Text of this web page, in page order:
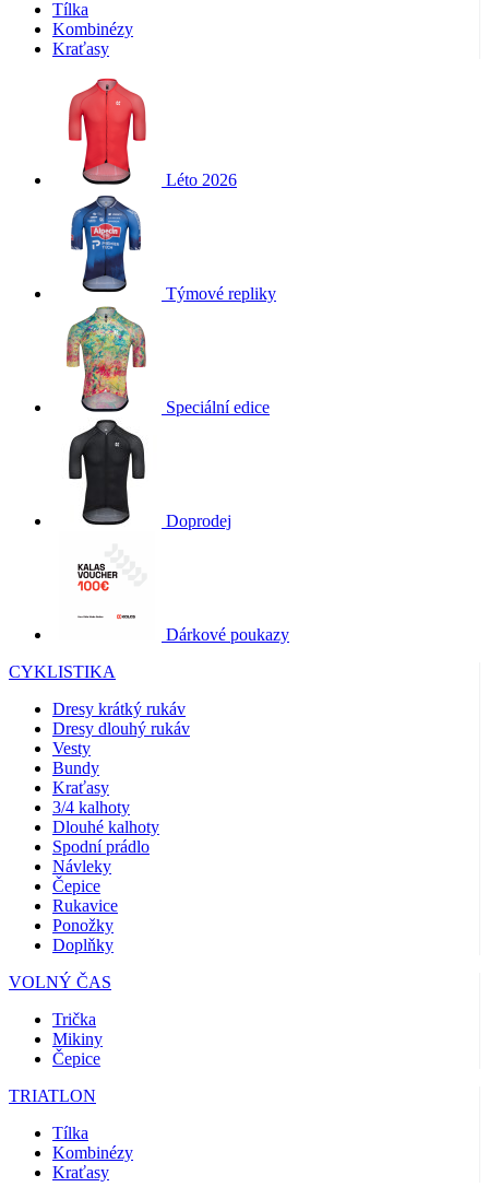
Tílka
Kombinézy
Kraťasy
Léto 2026
Týmové repliky
Speciální edice
Doprodej
Dárkové poukazy
CYKLISTIKA
Dresy krátký rukáv
Dresy dlouhý rukáv
Vesty
Bundy
Kraťasy
3/4 kalhoty
Dlouhé kalhoty
Spodní prádlo
Návleky
Čepice
Rukavice
Ponožky
Doplňky
VOLNÝ ČAS
Trička
Mikiny
Čepice
TRIATLON
Tílka
Kombinézy
Kraťasy